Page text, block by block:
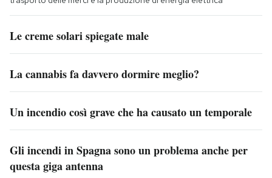
Le creme solari spiegate male
La cannabis fa davvero dormire meglio?
Un incendio così grave che ha causato un temporale
Gli incendi in Spagna sono un problema anche per
questa giga antenna